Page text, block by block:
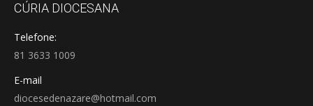
CÚRIA DIOCESANA
Telefone:
81 3633 1009
E-mail
diocesedenazare@hotmail.com